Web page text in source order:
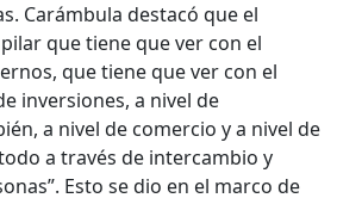
Carámbula destacó que el
que tiene que ver con el
que tiene que ver con el
inversiones, a nivel de
a nivel de comercio y a nivel de
a través de intercambio y
Esto se dio en el marco de